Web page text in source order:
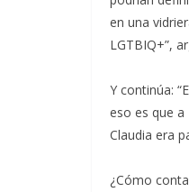
en una
LGTBIQ+”,
Y continúa:
eso es que a
Claudia era
¿Cómo